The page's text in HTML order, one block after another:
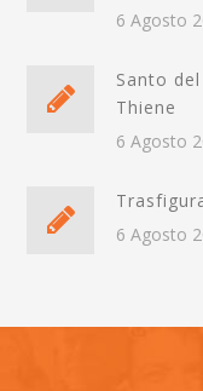
6 Agosto
Santo
Thiene
6 Agosto
6 Agosto